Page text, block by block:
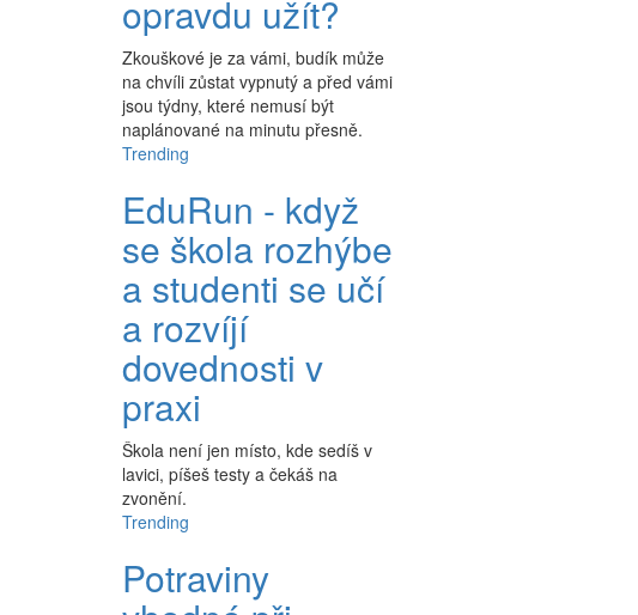
opravdu užít?
Zkouškové je za vámi, budík může
na chvíli zůstat vypnutý a před vámi
jsou týdny, které nemusí být
naplánované na minutu přesně.
Trending
EduRun - když
se škola rozhýbe
a studenti se učí
a rozvíjí
dovednosti v
praxi
Škola není jen místo, kde sedíš v
lavici, píšeš testy a čekáš na
zvonění.
Trending
Potraviny